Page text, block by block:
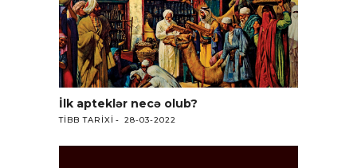
İlk apteklər necə olub?
TIBB TARIXI 28-03-2022